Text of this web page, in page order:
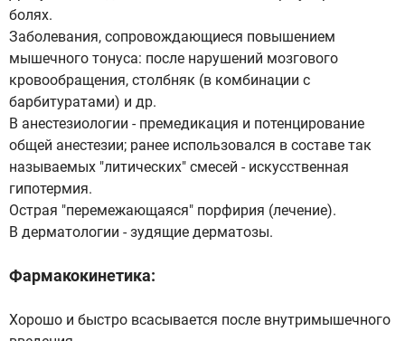
болях.
Заболевания, сопровождающиеся повышением
мышечного тонуса: после нарушений мозгового
кровообращения, столбняк (в комбинации с
барбитуратами) и др.
В анестезиологии - премедикация и потенцирование
общей анестезии; ранее использовался в составе так
называемых "литических" смесей - искусственная
гипотермия.
Острая "перемежающаяся" порфирия (лечение).
В дерматологии - зудящие дерматозы.
Фармакокинетика:
Хорошо и быстро всасывается после внутримышечного